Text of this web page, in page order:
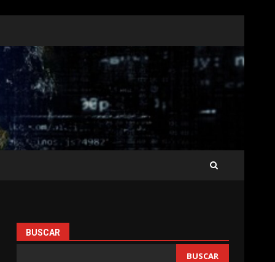
BUSCAR
BUSCAR